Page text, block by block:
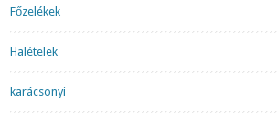
Főzelékek
Halételek
karácsonyi